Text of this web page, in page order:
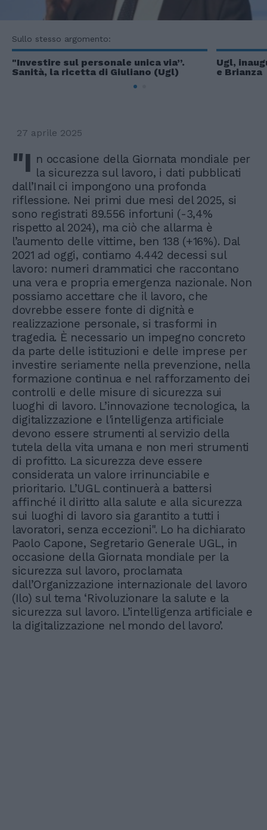
Sullo stesso argomento:
"Investire sul personale unica via”.
Sanità, la ricetta di Giuliano (Ugl)
Ugl,
e Brianza
27 aprile 2025
"I n occasione della Giornata mondiale per
la sicurezza sul lavoro, i dati pubblicati
dall’Inail ci impongono una profonda
riflessione. Nei primi due mesi del 2025, si
sono registrati 89.556 infortuni (-3,4%
rispetto al 2024), ma ciò che allarma è
l’aumento delle vittime, ben 138 (+16%). Dal
2021 ad oggi, contiamo 4.442 decessi sul
lavoro: numeri drammatici che raccontano
una vera e propria emergenza nazionale. Non
possiamo accettare che il lavoro, che
dovrebbe essere fonte di dignità e
realizzazione personale, si trasformi in
tragedia. È necessario un impegno concreto
da parte delle istituzioni e delle imprese per
investire seriamente nella prevenzione, nella
formazione continua e nel rafforzamento dei
controlli e delle misure di sicurezza sui
luoghi di lavoro. L’innovazione tecnologica, la
digitalizzazione e l'intelligenza artificiale
devono essere strumenti al servizio della
tutela della vita umana e non meri strumenti
di profitto. La sicurezza deve essere
considerata un valore irrinunciabile e
prioritario. L’UGL continuerà a battersi
affinché il diritto alla salute e alla sicurezza
sui luoghi di lavoro sia garantito a tutti i
lavoratori, senza eccezioni". Lo ha dichiarato
Paolo Capone, Segretario Generale UGL, in
occasione della Giornata mondiale per la
sicurezza sul lavoro, proclamata
dall’Organizzazione internazionale del lavoro
(Ilo) sul tema ‘Rivoluzionare la salute e la
sicurezza sul lavoro. L’intelligenza artificiale e
la digitalizzazione nel mondo del lavoro’.